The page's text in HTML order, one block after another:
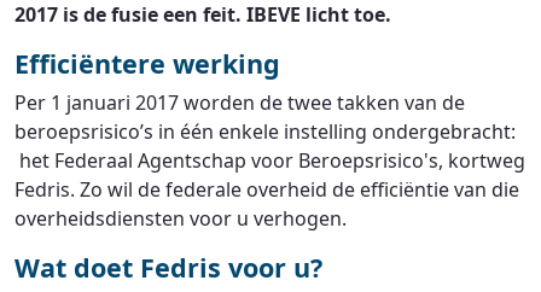
2017 is de fusie een feit. IBEVE licht toe.
Efficiëntere werking
Per 1 januari 2017 worden de twee takken van de
beroepsrisico’s in één enkele instelling ondergebracht:
het Federaal Agentschap voor Beroepsrisico's, kortweg
Fedris. Zo wil de federale overheid de efficiëntie van die
overheidsdiensten voor u verhogen.
Wat doet Fedris voor u?